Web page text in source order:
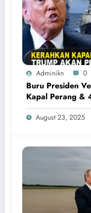
Adminikn 0
Buru Presiden
Kapal Perang &
Konflik AS vs
August 23, 2025